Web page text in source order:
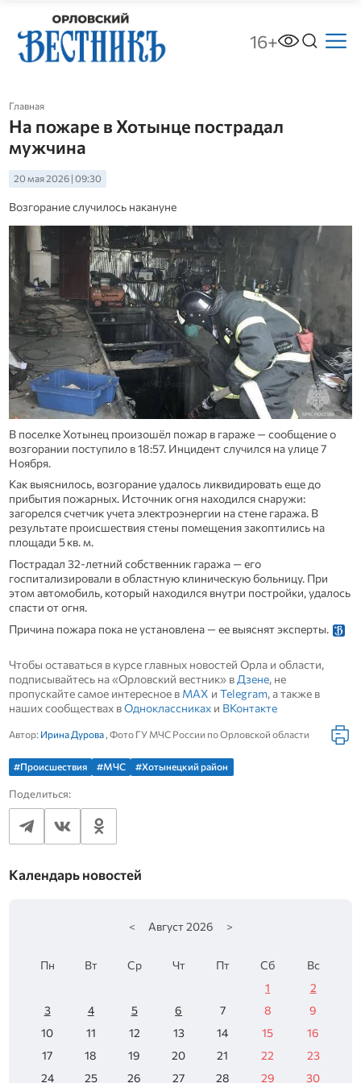
16+
Главная
На пожаре в Хотынце пострадал
мужчина
20 мая 2026 | 09:30
Возгорание случилось накануне
В поселке Хотынец произошёл пожар в гараже — сообщение о
возгорании поступило в 18:57. Инцидент случился на улице 7
Ноября.
Как выяснилось, возгорание удалось ликвидировать еще до
прибытия пожарных. Источник огня находился снаружи:
загорелся счетчик учета электроэнергии на стене гаража. В
результате происшествия стены помещения закоптились на
площади 5 кв. м.
Пострадал 32‑летний собственник гаража — его
госпитализировали в областную клиническую больницу. При
этом автомобиль, который находился внутри постройки, удалось
спасти от огня.
Причина пожара пока не установлена — ее выяснят эксперты.
Чтобы оставаться в курсе главных новостей Орла и области,
подписывайтесь на «Орловский вестник» в Дзене, не
пропускайте самое интересное в MAX и Telegram, а также в
наших сообществах вОдноклассникахи ВКонтакте
Автор: Ирина Дурова, Фото ГУ МЧС России по Орловской области
#Происшествия #МЧС #Хотынецкий район
Поделиться:
Календарь новостей
< Август 2026 >
Пн Вт Ср Чт Пт Сб
Вс
1
2
3
4 5 6 7 8
9
10
11 12 13 14 15
16
17
18 19 20 21 22
23
24
25 26 27 28 29 30